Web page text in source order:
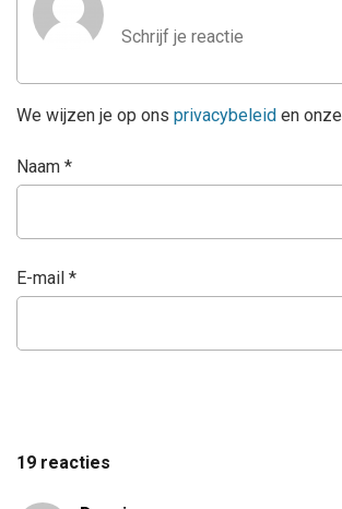
We wijzen je op ons privacybeleid en onze
Naam *
E-mail *
19 reacties